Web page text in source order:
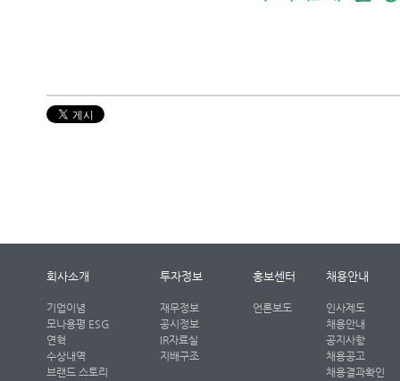
회사소개
기업이념
모나용평 ESG
연혁
수상내역
브랜드 스토리
투자정보
재무정보
공시정보
IR자료실
지배구조
홍보센터
언론보도
채용안내
인사제도
채용안내
공지사항
채용공고
채용결과확인